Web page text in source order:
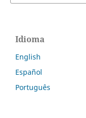
Idioma
English
Español
Português